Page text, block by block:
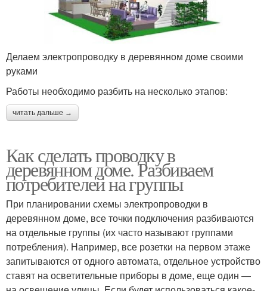
Делаем электропроводку в деревянном доме своими
руками
Работы необходимо разбить на несколько этапов:
читать дальше →
Как сделать проводку в
деревянном доме. Разбиваем
потребителей на группы
При планировании схемы электропроводки в
деревянном доме, все точки подключения разбиваются
на отдельные группы (их часто называют группами
потребления). Например, все розетки на первом этаже
запитываются от одного автомата, отдельное устройство
ставят на осветительные приборы в доме, еще один —